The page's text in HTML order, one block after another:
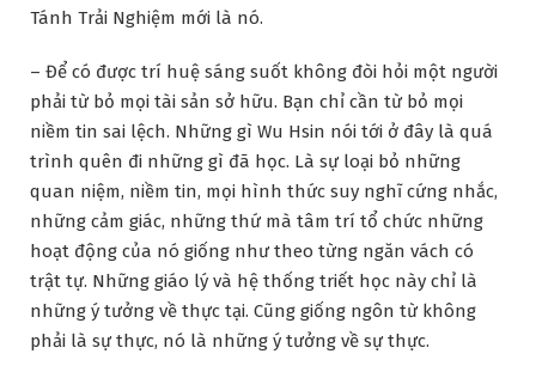
Tánh Trải Nghiệm mới là nó.
– Để có được trí huệ sáng suốt không đòi hỏi một người
phải từ bỏ mọi tài sản sở hữu. Bạn chỉ cần từ bỏ mọi
niềm tin sai lệch. Những gì Wu Hsin nói tới ở đây là quá
trình quên đi những gì đã học. Là sự loại bỏ những
quan niệm, niềm tin, mọi hình thức suy nghĩ cứng nhắc,
những cảm giác, những thứ mà tâm trí tổ chức những
hoạt động của nó giống như theo từng ngăn vách có
trật tự. Những giáo lý và hệ thống triết học này chỉ là
những ý tưởng về thực tại. Cũng giống ngôn từ không
phải là sự thực, nó là những ý tưởng về sự thực.